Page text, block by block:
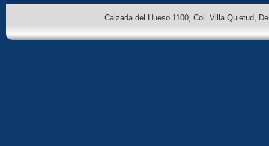
Calzada del Hueso 1100, Col. Villa Quietud,